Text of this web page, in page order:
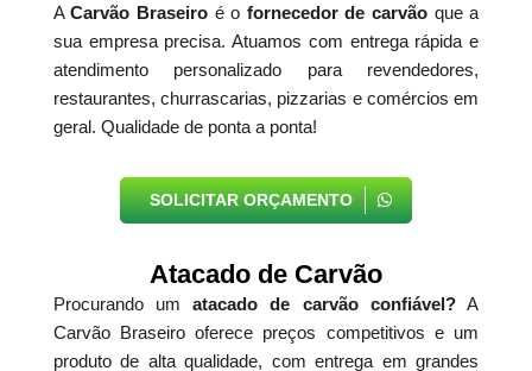
ACarvão Braseiro é o fornecedor de carvão que a
sua empresa precisa. Atuamos com entrega rápida e
atendimento personalizado para revendedores,
restaurantes, churrascarias, pizzarias e comércios em
geral. Qualidade de ponta a ponta!
SOLICITAR ORÇAMENTO
Atacado de Carvão
Procurando umatacado de carvão confiável?A
Carvão Braseiro oferece preços competitivos e um
produto de alta qualidade, com entrega em grandes